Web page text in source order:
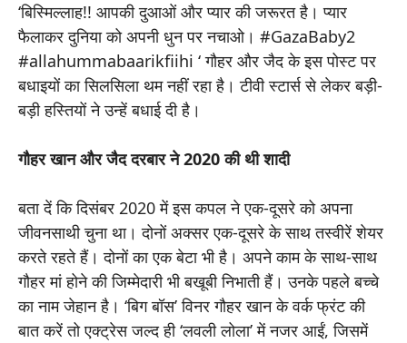
‘बिस्मिल्लाह!! आपकी दुआओं और प्यार की जरूरत है। प्यार
फैलाकर दुनिया को अपनी धुन पर नचाओ। #GazaBaby2
#allahummabaarikfiihi ‘ गौहर और जैद के इस पोस्ट पर
बधाइयों का सिलसिला थम नहीं रहा है। टीवी स्टार्स से लेकर बड़ी-
बड़ी हस्तियों ने उन्हें बधाई दी है।
गौहर खान और जैद दरबार ने 2020 की थी शादी
बता दें कि दिसंबर 2020 में इस कपल ने एक-दूसरे को अपना
जीवनसाथी चुना था। दोनों अक्सर एक-दूसरे के साथ तस्वीरें शेयर
करते रहते हैं। दोनों का एक बेटा भी है। अपने काम के साथ-साथ
गौहर मां होने की जिम्मेदारी भी बखूबी निभाती हैं। उनके पहले बच्चे
का नाम जेहान है। ‘बिग बॉस’ विनर गौहर खान के वर्क फ्रंट की
बात करें तो एक्ट्रेस जल्द ही ‘लवली लोला’ में नजर आईं, जिसमें